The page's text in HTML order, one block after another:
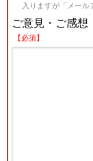
入りますが「メール
ご意見・ご感想
【必須】